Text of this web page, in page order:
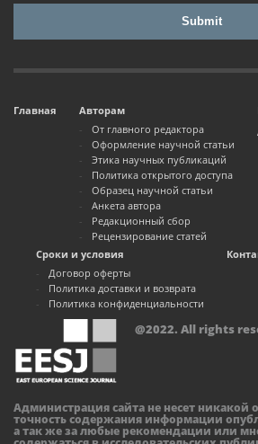
Главная
Авторам
От главного редактора
Оформление научной статьи
Этика научных публикаций
Политика открытого доступа
Образец научной статьи
Анкета автора
Редакционный сбор
Рецензирование статей
Сроки и условия
Договор оферты
Политика доставки и возврата
Политика конфиденциальности
@2022. All rights
Администрация сайта не несет никакой
точность содержания информации
а так же за любые рекомендации или